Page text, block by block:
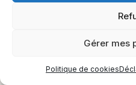
Gérer mes
Politique de cookies
H1Y